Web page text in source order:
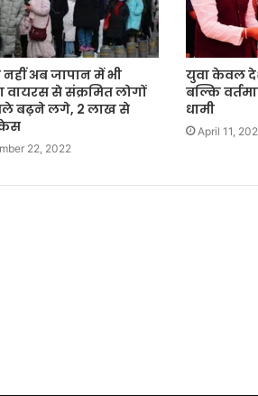
नहीं अब जापान में भी
वायरस से संक्रमित लोगों
बढ़ने लगे, 2 लाख से
केस
22, 2022
युवा केवल
बल्कि
धामी
April 11,